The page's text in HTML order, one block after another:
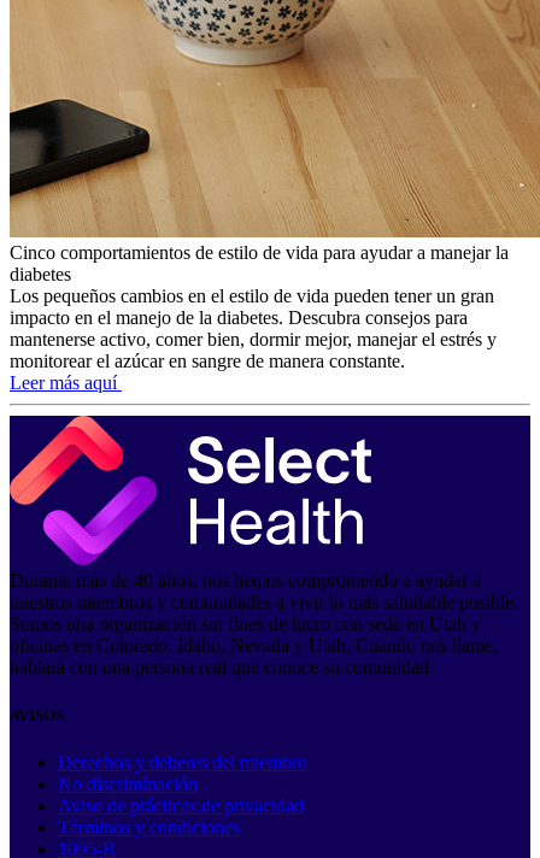
Cinco comportamientos de estilo de vida para ayudar a manejar la
diabetes
Los pequeños cambios en el estilo de vida pueden tener un gran
impacto en el manejo de la diabetes. Descubra consejos para
mantenerse activo, comer bien, dormir mejor, manejar el estrés y
monitorear el azúcar en sangre de manera constante.
Leer más aquí
Durante más de 40 años, nos hemos comprometido a ayudar a
nuestros miembros y comunidades a vivir lo más saludable posible.
Somos una organización sin fines de lucro con sede en Utah y
oficinas en Colorado, Idaho, Nevada y Utah. Cuando nos llame,
hablará con una persona real que conoce su comunidad.
AVISOS
Derechos y deberes del miembro
No discriminación
Aviso de prácticas de privacidad
Términos y condiciones
1095-B